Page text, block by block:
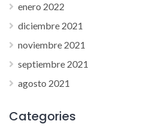
enero 2022
diciembre 2021
noviembre 2021
septiembre 2021
agosto 2021
Categories